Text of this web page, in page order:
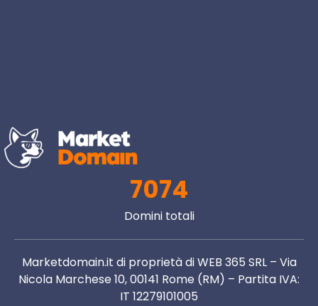
7074
Domini totali
Marketdomain.it di proprietà di WEB 365 SRL – Via
Nicola Marchese 10, 00141 Rome (RM) – Partita IVA:
IT 12279101005